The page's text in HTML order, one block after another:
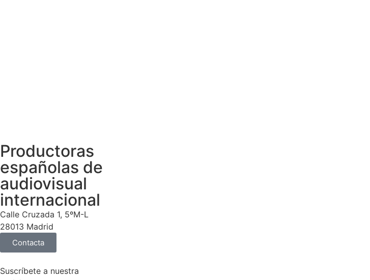
Productoras
españolas de
audiovisual
internacional
Calle Cruzada 1, 5ºM-L
28013 Madrid
Contacta
Suscríbete a nuestra